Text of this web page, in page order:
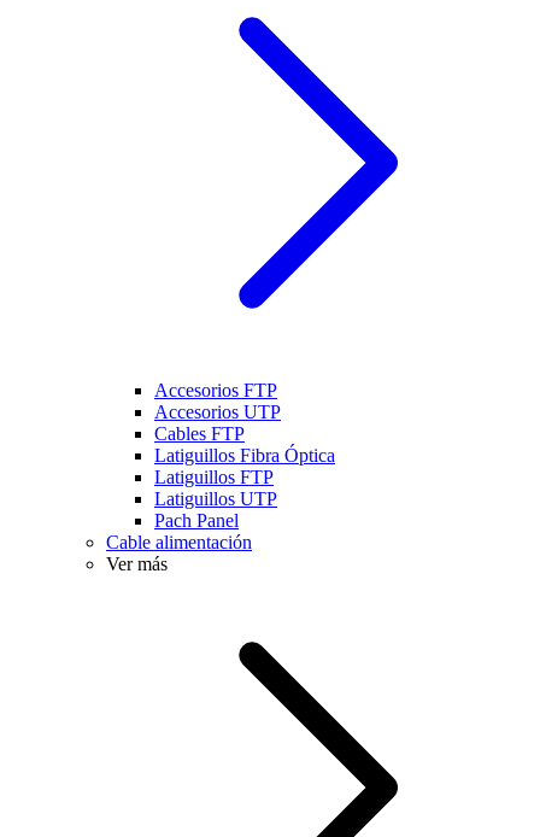
Accesorios FTP
Accesorios UTP
Cables FTP
Latiguillos Fibra Óptica
Latiguillos FTP
Latiguillos UTP
Pach Panel
Cable alimentación
Ver más